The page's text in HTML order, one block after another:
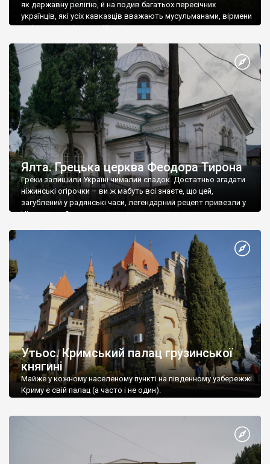
як державну релігію, й на подив багатьох пересічних
українців, які усіх кавказців вважають мусульманами, вірмени
є відданими вірянами Христа
Ялта. Грецька церква Феодора Тирона
Греки залишили Україні чималий спадок. Достатньо згадати
ніжинські огірочки – ви ж мабуть всі знаєте, що цей,
загублений у радянські часи, легендарний рецепт привезли у
Ніжин греки?
Утьос. Кримський палац грузинської
княгині
Майже у кожному населеному пункті на південному узбережжі
Криму є свій палац (а часто і не один).